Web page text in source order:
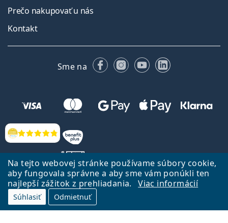
Na tejto webovej stránke používame súbory cookie,
aby fungovala správne a aby sme vám ponúkli ten
najlepší zážitok z prehliadania.
Viac informácií
Súhlasiť Odmietnuť
Hodnotenia
Prečo nakupovať u nás
Kontakt
Sme na FacebookuInstagrame
YouTubeLinkedIn
Späť na Úvodnu stránku
Lentiamo.sk vlastní a prevádzkuje spoločnosť Lentiamo s.r.o., Česká